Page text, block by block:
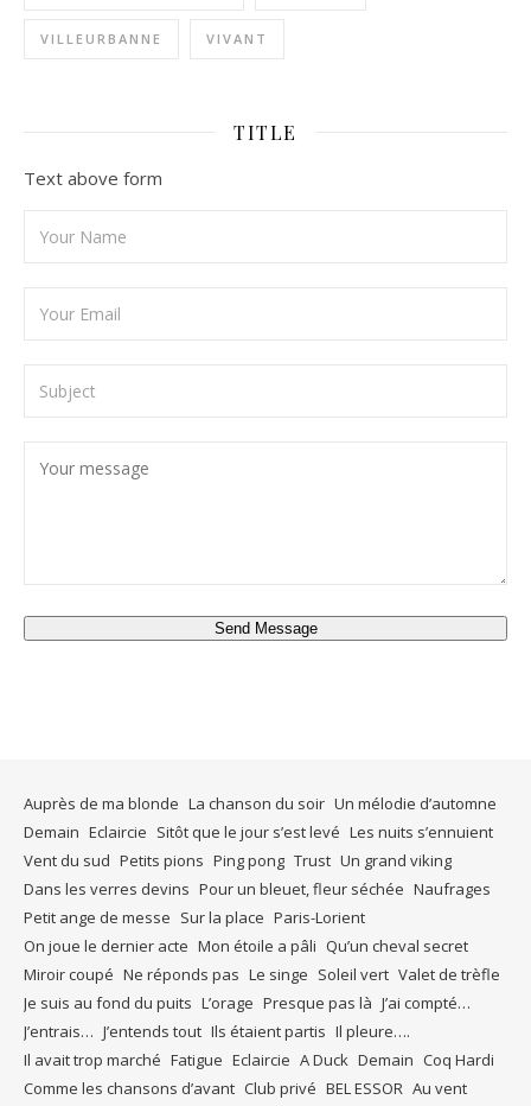
VILLEURBANNE VIVANT
TITLE
Text above form
Send Message
Auprès de ma blonde La chanson du soir Un mélodie d’automne
Demain Eclaircie Sitôt que le jour s’est levé Les nuits s’ennuient
Vent du sud Petits pions Ping pong Trust Un grand viking
Dans les verres devins Pour un bleuet, fleur séchée Naufrages
Petit ange de messe Sur la place Paris-Lorient
On joue le dernier acte Mon étoile a pâli Qu’un cheval secret
Miroir coupé Ne réponds pas Le singe Soleil vert Valet de trèfle
Je suis au fond du puits L’orage Presque pas là J’ai compté…
J’entrais… J’entends tout Ils étaient partis Il pleure….
Il avait trop marché Fatigue Eclaircie A Duck Demain Coq Hardi
Comme les chansons d’avant Club privé BEL ESSOR Au vent